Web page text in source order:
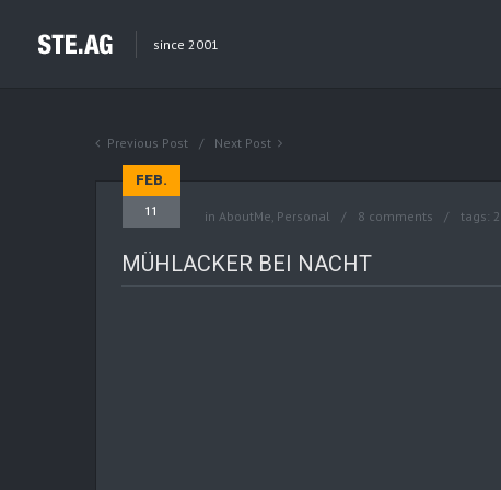
since 2001
Previous Post Next Post
FEB.
11 in AboutMe, Personal 8 comments tags:
MÜHLACKER BEI NACHT